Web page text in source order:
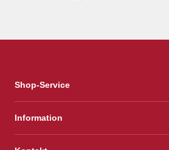
Shop-Service
Information